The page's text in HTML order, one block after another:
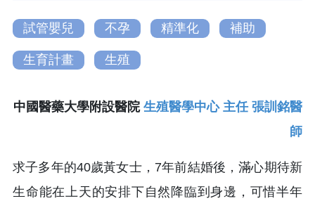
試管嬰兒 不孕 精準化 補助
生育計畫 生殖
中國醫藥大學附設醫院 生殖醫學中心 主任 張訓銘醫
師
求子多年的40歲黃女士，7年前結婚後，滿心期待新
生命能在上天的安排下自然降臨到身邊，可惜半年